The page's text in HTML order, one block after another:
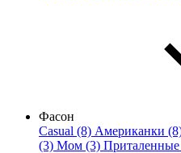
Фасон
Casual (8) Американки
(3) Мом (3)